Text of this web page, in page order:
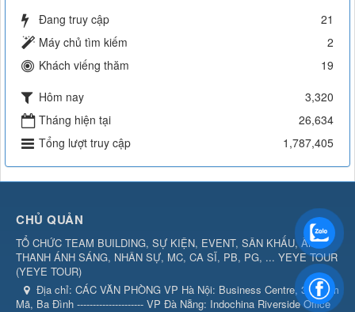
Đang truy cập
21
Máy chủ tìm kiếm
2
Khách viếng thăm
19
Hôm nay
3,320
Tháng hiện tại
26,634
Tổng lượt truy cập
1,787,405
CHỦ QUẢN
TỔ CHỨC TEAM BUILDING, SỰ KIỆN, EVENT, SÂN KHẤU, ÂM
THANH ÁNH SÁNG, NHÂN SỰ, MC, CA SĨ, PB, PG, ... YEYE TOUR
(YEYE TOUR)
Địa chỉ: CÁC VĂN PHÒNG VP Hà Nội: Business Centre, 360 Kim
Mã, Ba Đình --------------------- VP Đà Nẵng: Indochina Riverside Office